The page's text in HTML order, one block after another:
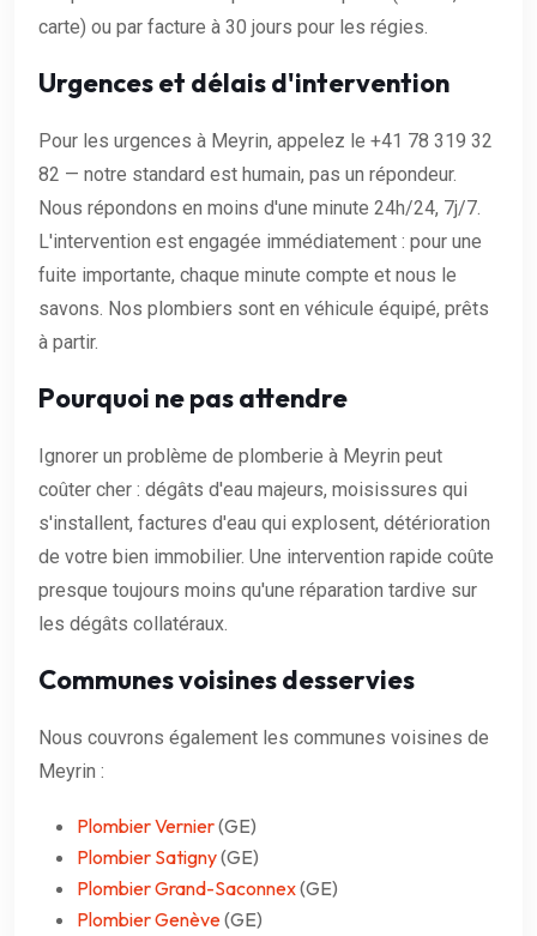
carte) ou par facture à 30 jours pour les régies.
Urgences et délais d'intervention
Pour les urgences à Meyrin, appelez le +41 78 319 32
82 — notre standard est humain, pas un répondeur.
Nous répondons en moins d'une minute 24h/24, 7j/7.
L'intervention est engagée immédiatement : pour une
fuite importante, chaque minute compte et nous le
savons. Nos plombiers sont en véhicule équipé, prêts
à partir.
Pourquoi ne pas attendre
Ignorer un problème de plomberie à Meyrin peut
coûter cher : dégâts d'eau majeurs, moisissures qui
s'installent, factures d'eau qui explosent, détérioration
de votre bien immobilier. Une intervention rapide coûte
presque toujours moins qu'une réparation tardive sur
les dégâts collatéraux.
Communes voisines desservies
Nous couvrons également les communes voisines de
Meyrin :
Plombier Vernier(GE)
Plombier Satigny(GE)
Plombier Grand-Saconnex(GE)
Plombier Genève(GE)